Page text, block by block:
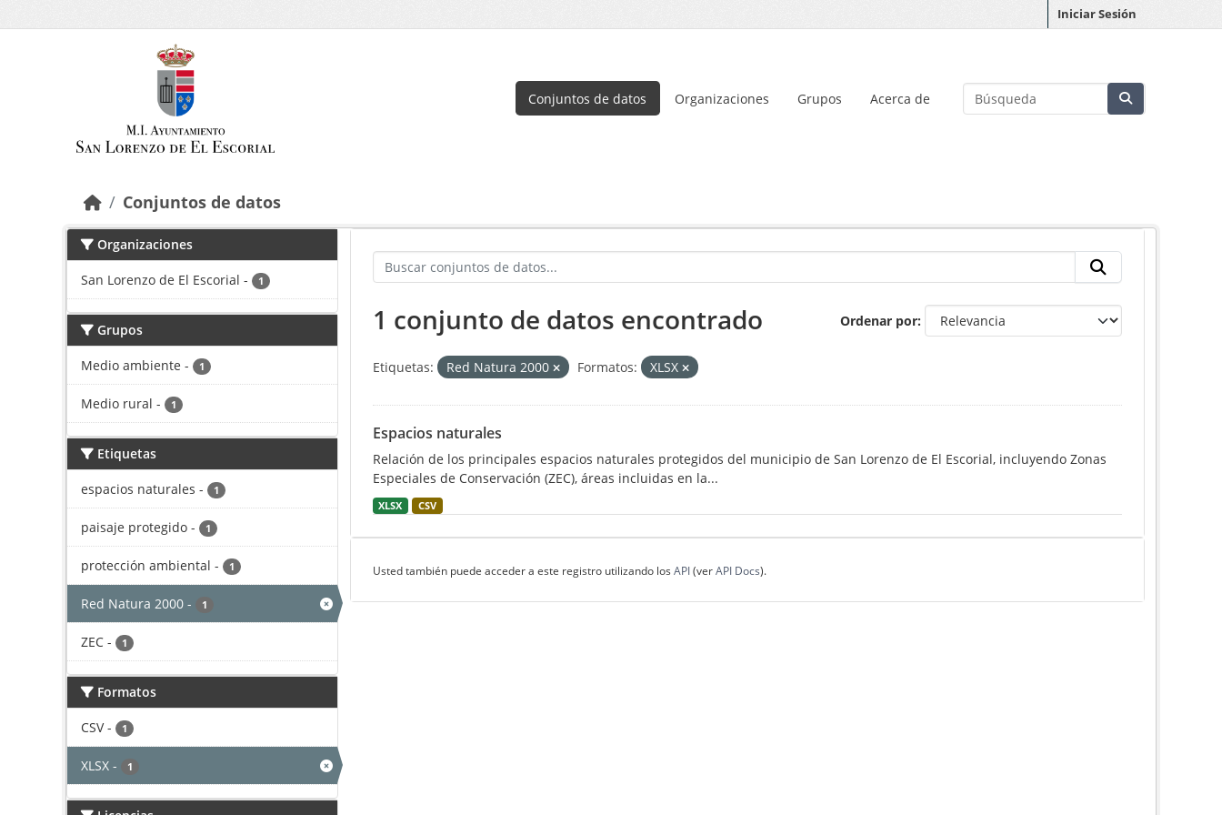
Iniciar Sesión
Conjuntos de datos Organizaciones Grupos Acerca de
Conjuntos de datos
Organizaciones
San Lorenzo de El Escorial - 1
Grupos
Medio ambiente - 1
Medio rural - 1
Etiquetas
espacios naturales - 1
paisaje protegido - 1
protección ambiental - 1
Red Natura 2000 - 1
ZEC - 1
Formatos
CSV - 1
XLSX - 1
Ordenar por
1 conjunto de datos encontrado
Etiquetas: Red Natura 2000 Formatos: XLSX
Espacios naturales
Relación de los principales espacios naturales protegidos del municipio de San Lorenzo de El Escorial, incluyendo Zonas
Especiales de Conservación (ZEC), áreas incluidas en la...
XLSX CSV
Usted también puede acceder a este registro utilizando los API(verAPI Docs).